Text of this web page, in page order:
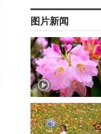
图片新闻